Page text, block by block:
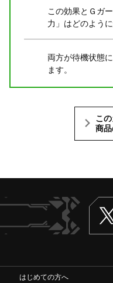
この効果とＧガ
力」はどのよう
両方が待機状態
ます。
こ
商
はじめての方へ